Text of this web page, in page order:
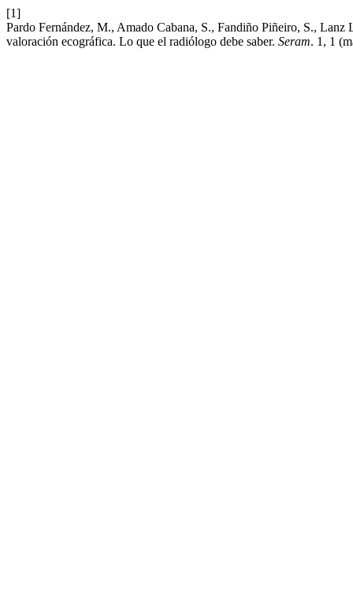
[1]
Pardo Fernández, M., Amado Cabana, S., Fandiño Piñeiro, S.,
valoración ecográfica. Lo que el radiólogo debe saber. Seram. 1, 1